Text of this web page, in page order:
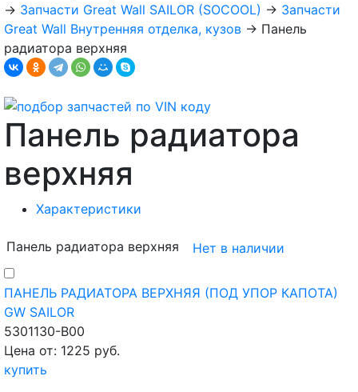
→ Запчасти Great Wall SAILOR (SOCOOL) → Запчасти
Great Wall Внутренняя отделка, кузов → Панель
радиатора верхняя
Панель радиатора
верхняя
Характеристики
Панель радиатора верхняя Нет в наличии
ПАНЕЛЬ РАДИАТОРА ВЕРХНЯЯ (ПОД УПОР КАПОТА)
GW SAILOR
5301130-B00
Цена от: 1225 руб.
купить